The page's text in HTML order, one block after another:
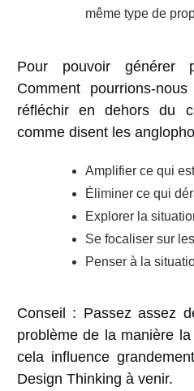
même type de
Pour pouvoir générer
Comment pourrions-
réfléchir en dehors du
comme disent les
Amplifier ce qui
Éliminer ce qui
Explorer la
Se focaliser sur
Penser à la
Conseil : Passez assez
problème de la manière
cela influence
Design Thinking à venir.